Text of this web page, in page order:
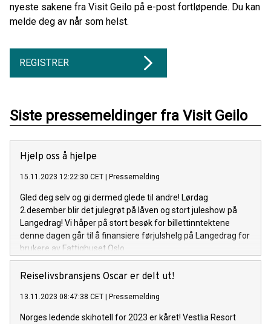
nyeste sakene fra Visit Geilo på e-post fortløpende. Du kan
melde deg av når som helst.
REGISTRER
Siste pressemeldinger fra Visit Geilo
Hjelp oss å hjelpe
15.11.2023 12:22:30 CET | Pressemelding
Gled deg selv og gi dermed glede til andre! Lørdag
2.desember blir det julegrøt på låven og stort juleshow på
Langedrag! Vi håper på stort besøk for billettinntektene
denne dagen går til å finansiere førjulshelg på Langedrag for
brukere av Fattighuset Oslo.
Reiselivsbransjens Oscar er delt ut!
13.11.2023 08:47:38 CET | Pressemelding
Norges ledende skihotell for 2023 er kåret! Vestlia Resort